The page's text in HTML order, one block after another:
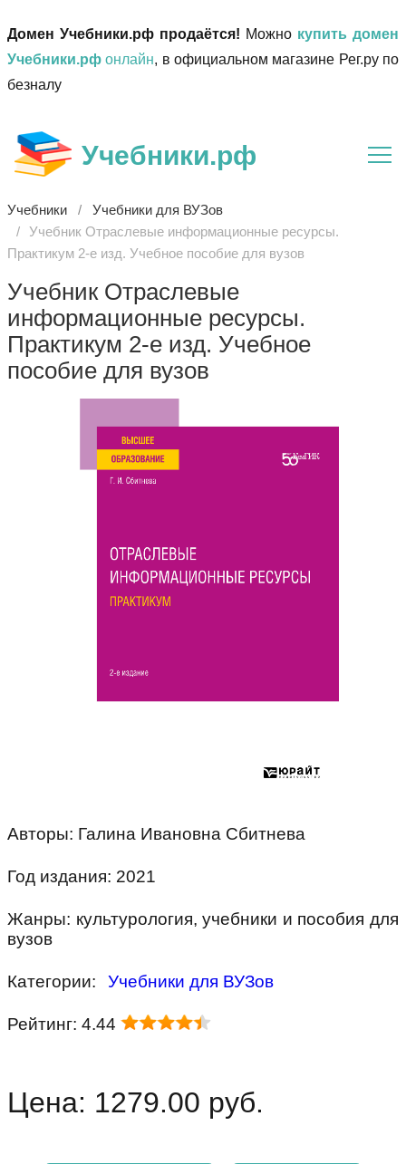
Домен Учебники.рф продаётся! Можно купить домен
Учебники.рф онлайн, в официальном магазине Рег.ру по
безналу
Учебники.рф
Учебники
Учебники для ВУЗов
Учебник Отраслевые информационные ресурсы.
Практикум 2-е изд. Учебное пособие для вузов
Учебник Отраслевые
информационные ресурсы.
Практикум 2-е изд. Учебное
пособие для вузов
Авторы: Галина Ивановна Сбитнева
Год издания: 2021
Жанры: культурология, учебники и пособия для
вузов
Категории: Учебники для ВУЗов
Рейтинг: 4.44
Цена: 1279.00 руб.